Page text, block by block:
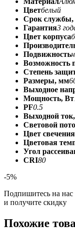
Цветбелый
Срок службы,
Гарантия3
Цвет корпуса
Подвижность
Возможность
Степень
Размеры, мм
Выходное
Мощность, Вт
PF0.5
Выходной
Световой
Цвет свечения
Цветовая
Угол
CRI80
-5%
Подпишитесь на нас
и получите скидку
Похожие